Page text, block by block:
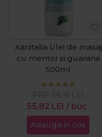
Xanitalia Ulei de masaj
cu mentol si guarana
500ml
55,82 LEI / buc
PRP: 58,16 LEI
Adauga in cos